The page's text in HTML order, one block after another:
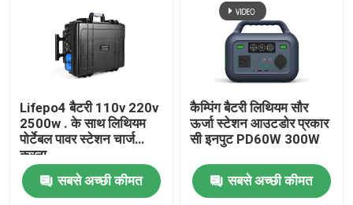
Lifepo4 बैटरी 110v 220v
2500w . के साथ लिथियम
पोर्टेबल पावर स्टेशन चार्ज
करना
सबसे अच्छी कीमत
कैम्पिंग बैटरी लिथियम सौर
ऊर्जा स्टेशन आउटडोर प्रकार
सी इनपुट PD60W 300W
सबसे अच्छी कीमत